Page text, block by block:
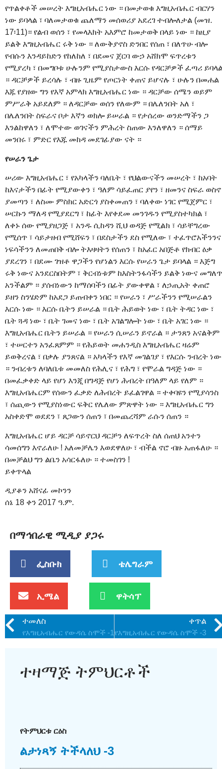
የጥልቀቶች መሠረት እግዚአብሔር ነው ። በመታወቁ እግዚአብሔር ብርሃን
ነው ይባላል ፣ ባለመታወቁ ጨለማን መሰወሪያ አደረገ ተብሎለታል (መዝ.
17፡11)። የልብ ወሰን ፣ የመላእክት አእምሮ ከመታወቅ በላይ ነው ። ከዚያ
ይልቅ እግዚአብሔር ሩቅ ነው ። ለውቅያኖስ ድንበር የሰጠ ፣ በለጥሁ ብሎ
የብሱን እንዳይከድን የከለከለ ፣ በደመና ጀርባ ውኃ አሸክሞ ፍጥረቱን
የሚያረካ ፣ በመግቦቱ ሁሉንም የሚያስታውስ እርሱ የዳርቻዎች ፈጣሪ
። ዳርቻዎች ይረሳሉ ፣ ብዙ ጊዜም የጦርነት ቀጠና ይሆናሉ ፣ ሁሉን በመሐል
እጁ የያዘው ግን የእኛ አምላክ እግዚአብሔር ነው ። ዳርቻው ሰሜን ወይም
ምሥራቅ አይደለም ። ለዳርቻው ወሰን የለውም ። በሌለንበት አለ ፣
በሌለንበት ስፍራና ቦታ እኛን ወክሎ ይሠራል ። የታሰረው ወንድማችን ጋ
እንልከዋለን ፣ ለሞተው ወገናችን ምሕረት ስጠው እንለዋለን ። ሰማይ
መንበሩ ፣ ምድር የእጁ መከዳ መደገፊያው ናት ።
የሠራን ጌታ
ሠሪው እግዚአብሔር ፣ የአካላችን ባለቤት ፣ የህልውናችን መሠረት ፣ ከአባት
ከእናታችን በፊት የሚያውቀን ፣ ዓለም ሳይፈጠር ያየን ፣ ዘመንና ስፍራ ወስኖ
ያመጣን ፣ ለስሙ ምስክር አድርጎ ያስቀመጠን ፣ ባለቀው ነገር የሚጀምር ፣
ሠርኩን ማለዳ የሚያደርግ ፣ ከፊት እየቀደመ መንገዱን የሚያስተካክል ፣
ለቀኑ ሰው የሚያዘጋጅ ፣ አንዱ ሲከዳን ሺህ ወዳጅ የሚልክ ፣ ሳይቸግረው
የሚሰጥ ፣ ሳይታዘብ የሚሸፍን ፣ በደስታችን ደስ የሚለው ፣ ተፈጥሮአችንንና
ነፍሳችንን ለመጠበቅ ብሎ ትእዛዛትን የሰጠን ፣ ከአፈር አበጅቶ የክብር ዕቃ
ያደረገን ፣ በደሙ ገዝቶ ዋጋችን የሆነልን እርሱ የሠራን ጌታ ይባላል ። እጅግ
ሩቅ ነውና አንደርስበትም ፣ ቅርብነቱም ከእስትንፋሳችን ይልቅ ነውና መግለጥ
አንችልም ። ያሰብነውን ከማሰባችን በፊት ያውቀዋል ፣ ለኃጢአት ቀጠሮ
ይዘን ስንሄድም ከአደጋ ይጠብቀን ነበር ። የሠራን ፣ ሥራችንን የሚሠራልን
እርሱ ነው ። እርሱ ቤትን ይሠራል ። ቤት ሕይወት ነው ፣ ቤት ትዳር ነው ፣
ቤት ጓዳ ነው ፣ ቤት ገመና ነው ፣ ቤት አገልግሎት ነው ፣ ቤት አገር ነው ።
እግዚአብሔር ቤትን ይሠራል ። የሠራን ሲሠራን ይኖራል ። ታንጸን አናልቅም
፣ ተሠርተን አንፈጸምም ። የሕይወት መሐንዲስ እግዚአብሔር ዛሬም
ይወቅረናል ፣ በቃሉ ያንጸናል ። አካላችን የእኛ መገልገያ ፣ የእርሱ ንብረት ነው
። ንብረቱን ለባለቤቱ መመለስ የሕሊና ፣ የሕግ ፣ የሞራል ግዳጅ ነው ።
በመፈቃቀድ ላይ የሆነ እንጂ በግዳጅ የሆነ ሕብረት በዓለም ላይ የለም ።
እግዚአብሔርም የሰውን ፈቃድ ለሕብረት ይፈልገዋል ። ተቀባዩን የሚያሳንስ
፣ ሰጪውን የሚያስነውር ፍቅር የሌለው ምጽዋት ነው ። እግዚአብሔር ግን
አስቀድሞ ወደደን ፣ ጸጋውን ሰጠን ፣ በመጨረሻም ራሱን ሰጠን ።
እግዚአብሔር ሆይ ዳርቻ ሳይኖርህ ዳርቻን ለፍጥረት ስለ ሰጠህ አንተን
ሳመሰግን እኖራለሁ ! አለመቻሌን እወደዋለሁ ፣ ብችል ኖሮ ብዙ አጠፋለሁ ።
በመቻልህ ግን ልቤን አሳርፋለሁ ። ተመስገን !
ይቀጥላል
ዲያቆን አሸናፊ መኮንን
ሰኔ 18 ቀን 2017 ዓ.ም.
በማኅበራዊ ሚዲያ ያጋሩ
ፌስቡክ ቴሌግራም
ኢሜል ዋትሳፕ
ተመለስ
የእግዚአብሔር የውዳሴ ስሞች -1
ቀጥል
የእግዚአብሔር የውዳሴ ስሞች -3
ተዛማጅ ትምህርቶች
የትምህርቱ ርዕስ
ልታነጻኝ ትችላለህ -3